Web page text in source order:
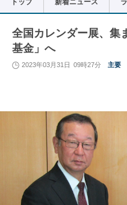
トップ 新着ニュース
全国カレンダー展、集
基金」へ
2023年03月31日 09時27分 主要